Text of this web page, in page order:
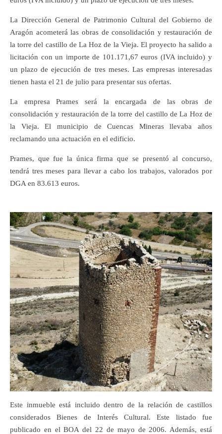
La Dirección General de Patrimonio Cultural del Gobierno de
Aragón acometerá las obras de consolidación y restauración de
la torre del castillo de La Hoz de la Vieja. El proyecto ha salido a
licitación con un importe de 101.171,67 euros (IVA incluido) y
un plazo de ejecución de tres meses. Las empresas interesadas
tienen hasta el 21 de julio para presentar sus ofertas.
La empresa Prames será la encargada de las obras de
consolidación y restauración de la torre del castillo de La Hoz de
la Vieja. El municipio de Cuencas Mineras llevaba años
reclamando una actuación en el edificio.
Prames, que fue la única firma que se presentó al concurso,
tendrá tres meses para llevar a cabo los trabajos, valorados por
DGA en 83.613 euros.
Este inmueble está incluido dentro de la relación de castillos
considerados Bienes de Interés Cultural. Este listado fue
publicado en el BOA del 22 de mayo de 2006. Además, está